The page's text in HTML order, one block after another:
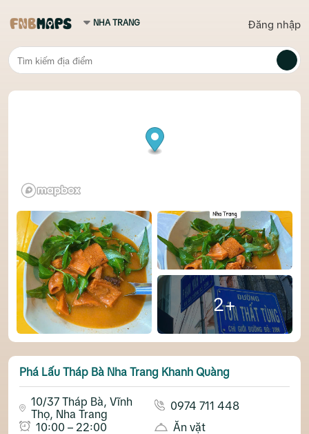
Đăng nhập
2+
Phá Lấu Tháp Bà Nha Trang Khanh Quàng
10/37 Tháp Bà, Vĩnh
Thọ, Nha Trang
0974 711 448
10:00 – 22:00
Ăn vặt